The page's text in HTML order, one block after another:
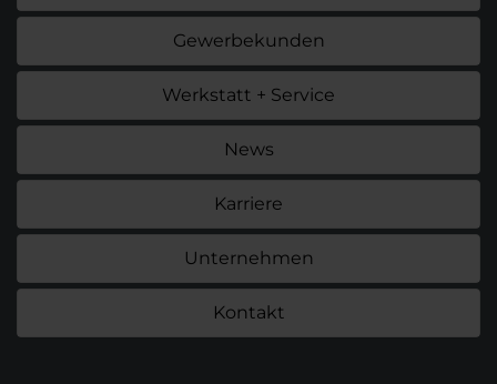
Gewerbekunden
Werkstatt + Service
News
Karriere
Unternehmen
Kontakt